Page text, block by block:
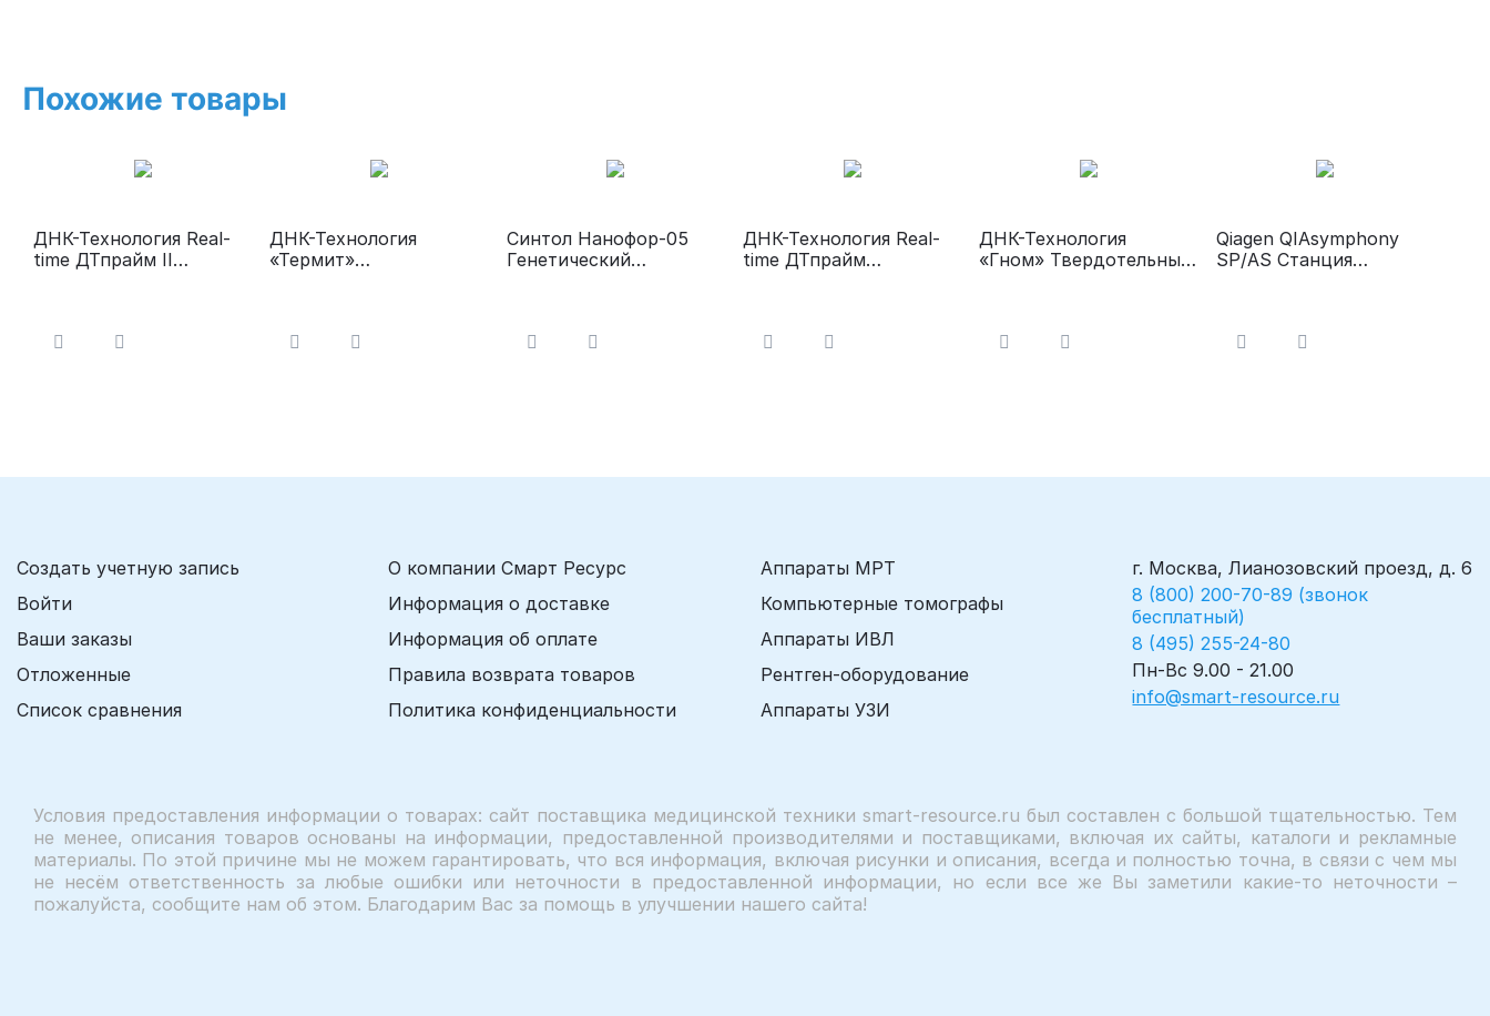
Похожие товары
ДНК-Технология Real-
time ДТпрайм II
ДНК-Технология
«Термит»
Синтол Нанофор-05
Генетический
ДНК-Технология Real-
time ДТпрайм
ДНК-Технология
«Гном» Твердотельный
Qiagen QIAsymphony
SP/AS Станция
Создать учетную запись
Войти
Ваши заказы
Отложенные
Список сравнения
О компании Смарт Ресурс
Информация о доставке
Информация об оплате
Правила возврата товаров
Политика конфиденциальности
Аппараты МРТ
Компьютерные томографы
Аппараты ИВЛ
Рентген-оборудование
Аппараты УЗИ
г. Москва, Лианозовский проезд, д. 6
8 (800) 200-70-89 (звонок
бесплатный)
8 (495) 255-24-80
Пн-Вс 9.00 - 21.00
info@smart-resource.ru
Условия предоставления информации о товарах: сайт поставщика медицинской техники smart-resource.ru был составлен с большой тщательностью. Тем
не менее, описания товаров основаны на информации, предоставленной производителями и поставщиками, включая их сайты, каталоги и рекламные
материалы. По этой причине мы не можем гарантировать, что вся информация, включая рисунки и описания, всегда и полностью точна, в связи с чем мы
не несём ответственность за любые ошибки или неточности в предоставленной информации, но если все же Вы заметили какие-то неточности –
пожалуйста, сообщите нам об этом. Благодарим Вас за помощь в улучшении нашего сайта!